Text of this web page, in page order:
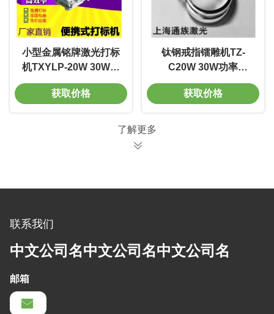
小型金属铭牌激光打标
机TXYLP-20W 30W功
率 7500mm/s 标深刻度
0.01-0.5mm 电压220V
获取价格
钛钢戒指镭雕机TZ-
C20W 30W功率
7500mm/s 标深刻度
0.01-0.5mm 电压220V
获取价格
了解更多
联系我们
中文公司名中文公司名中文公司名
邮箱